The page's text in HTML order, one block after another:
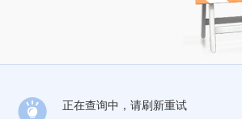
正在查询中，请刷新重试